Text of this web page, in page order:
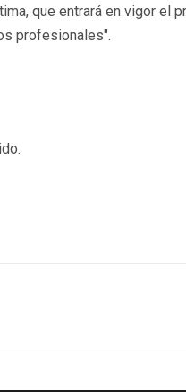
que entrará en vigor el
profesionales".